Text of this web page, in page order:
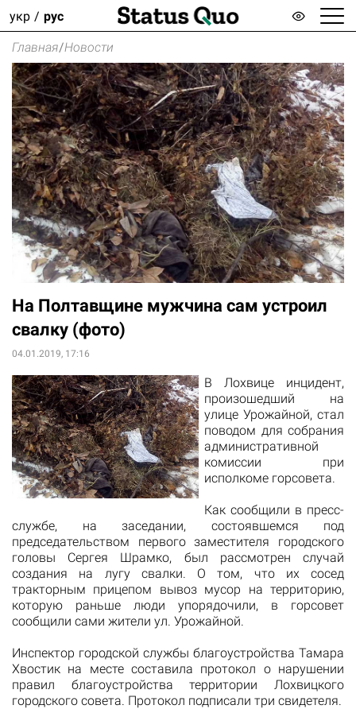
укр рус
Главная/Новости
На Полтавщине мужчина сам устроил
свалку (фото)
04.01.2019, 17:16
В Лохвице инцидент,
произошедший на
улице Урожайной, стал
поводом для собрания
административной
комиссии при
исполкоме горсовета.
Как сообщили в пресс-
службе, на заседании, состоявшемся под
председательством первого заместителя городского
головы Сергея Шрамко, был рассмотрен случай
создания на лугу свалки. О том, что их сосед
тракторным прицепом вывоз мусор на территорию,
которую раньше люди упорядочили, в горсовет
сообщили сами жители ул. Урожайной.
Инспектор городской службы благоустройства Тамара
Хвостик на месте составила протокол о нарушении
правил благоустройства территории Лохвицкого
городского совета. Протокол подписали три свидетеля.